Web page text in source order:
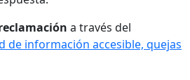
a través del
de información accesible, quejas